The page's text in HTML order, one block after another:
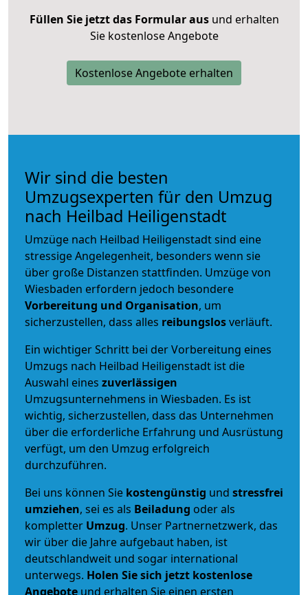
Füllen Sie jetzt das Formular ausund erhalten
Sie kostenlose Angebote
Kostenlose Angebote erhalten
Wir sind die besten
Umzugsexperten für den Umzug
nach Heilbad Heiligenstadt
Umzüge nach Heilbad Heiligenstadt sind eine
stressige Angelegenheit, besonders wenn sie
über große Distanzen stattfinden. Umzüge von
Wiesbaden erfordern jedoch besondere
Vorbereitung und Organisation, um
sicherzustellen, dass alles reibungslosverläuft.
Ein wichtiger Schritt bei der Vorbereitung eines
Umzugs nach Heilbad Heiligenstadt ist die
Auswahl eines zuverlässigen
Umzugsunternehmens in Wiesbaden. Es ist
wichtig, sicherzustellen, dass das Unternehmen
über die erforderliche Erfahrung und Ausrüstung
verfügt, um den Umzug erfolgreich
durchzuführen.
Bei uns können Sie kostengünstig und stressfrei
umziehen, sei es als Beiladung oder als
kompletter Umzug. Unser Partnernetzwerk, das
wir über die Jahre aufgebaut haben, ist
deutschlandweit und sogar international
unterwegs. Holen Sie sich jetzt kostenlose
Angebote und erhalten Sie einen ersten